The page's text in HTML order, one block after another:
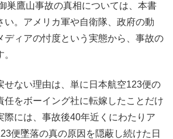
巣鷹山事故の真相については、本書
い。アメリカ軍や自衛隊、政府の動
ディアの忖度という実態から、事故の
せない理由は、単に日本航空123便の
任をボーイング社に転嫁したことだけ
際には、事故後40年近くにわたりア
便墜落の真の原因を隠蔽し続けた日